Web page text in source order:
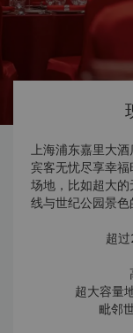
上海浦东嘉里大
宾客无忧尽享幸
场地，比如超大
线与世纪公园景
超
超大容量
毗邻